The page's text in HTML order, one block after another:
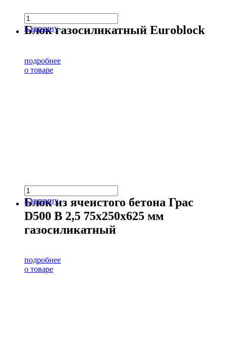
в корзину
Блок газосиликатный Euroblock
подробнее
о товаре
в корзину
Блок из ячеистого бетона Грас
D500 В 2,5 75х250х625 мм
газосиликатный
подробнее
о товаре